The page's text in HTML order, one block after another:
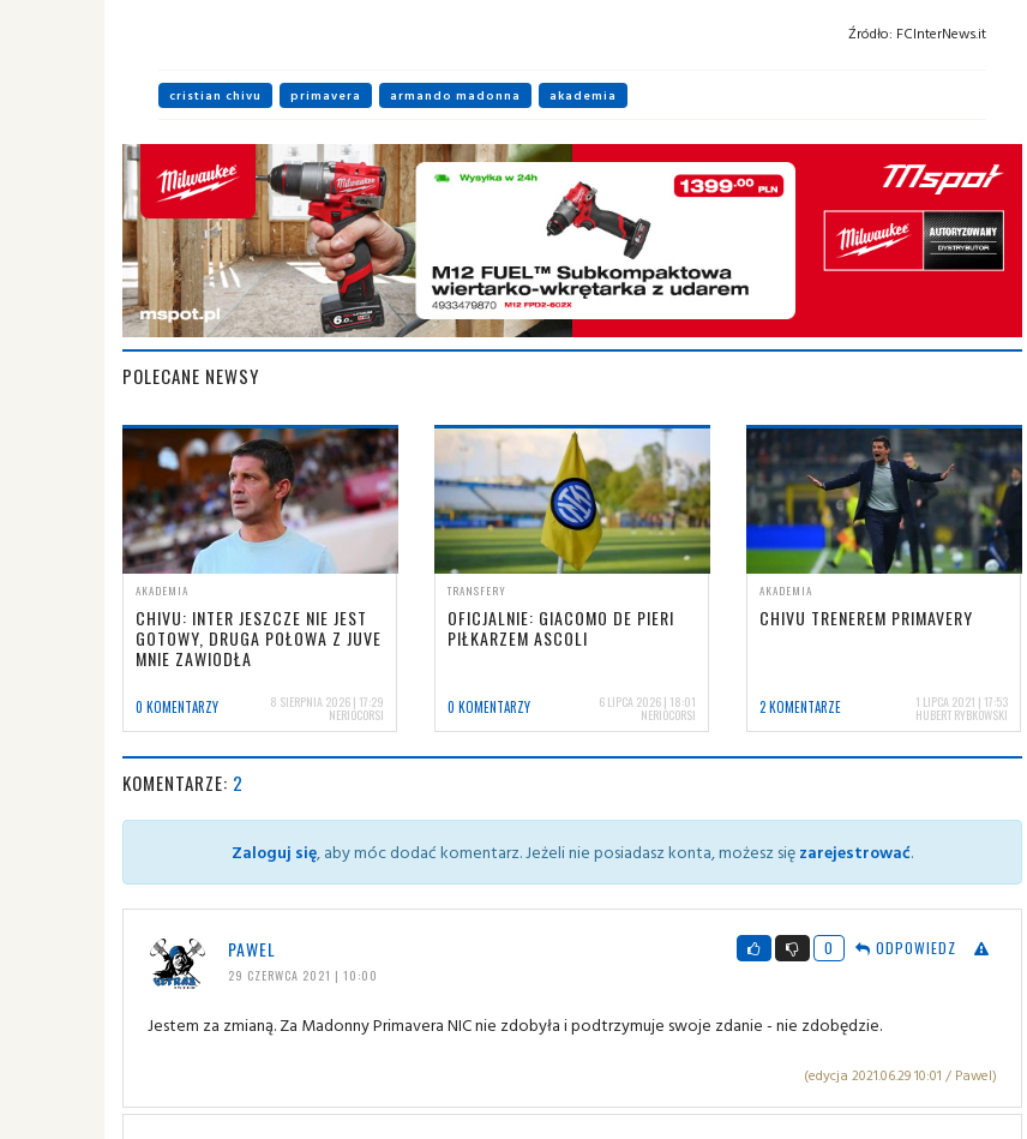
Źródło: FCInterNews.it
cristian chivu primavera armando madonna akademia
POLECANE NEWSY
AKADEMIA
CHIVU: INTER JESZCZE NIE JEST
GOTOWY, DRUGA POŁOWA Z JUVE
MNIE ZAWIODŁA
0 KOMENTARZY 8 SIERPNIA 2026 | 17:29
NERIOCORSI
TRANSFERY
OFICJALNIE: GIACOMO DE PIERI
PIŁKARZEM ASCOLI
0 KOMENTARZY 6 LIPCA 2026 | 18:01
NERIOCORSI
AKADEMIA
CHIVU TRENEREM PRIMAVERY
2 KOMENTARZE 1 LIPCA 2021 | 17:53
HUBERT RYBKOWSKI
KOMENTARZE: 2
Zaloguj się, aby móc dodać komentarz. Jeżeli nie posiadasz konta, możesz sięzarejestrować.
PAWEL
29 CZERWCA 2021 | 10:00
0 ODPOWIEDZ
Jestem za zmianą. Za Madonny Primavera NIC nie zdobyła i podtrzymuje swoje zdanie - nie zdobędzie.
(edycja 2021.06.29 10:01 / Pawel)